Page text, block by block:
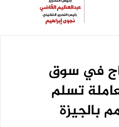
في سوق
تسلم